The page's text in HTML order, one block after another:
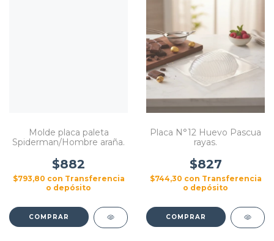
Molde placa paleta
Spiderman/Hombre araña.
$882
$793,80 con Transferencia
o depósito
Placa N°12 Huevo Pascua
rayas.
$827
$744,30 con Transferencia
o depósito